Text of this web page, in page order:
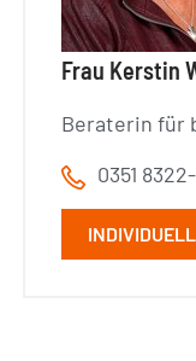
Frau Kerstin
Beraterin für
0351